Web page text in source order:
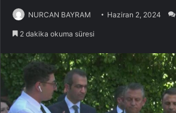
NURCAN BAYRAM Haziran 2, 2024
2 dakika okuma süresi